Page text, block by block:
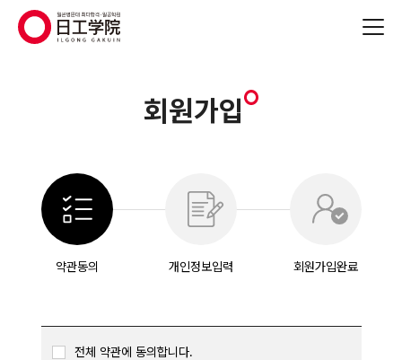
(주)지원에듀
회원가입
약관동의 개인정보입력 회원가입완료
전체 약관에 동의합니다.